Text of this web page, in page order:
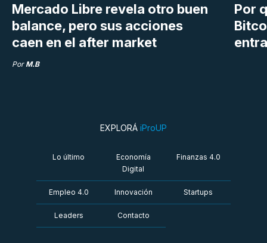
Mercado Libre revela otro buen
balance, pero sus acciones
caen en el after market
Por M.B
Por
EXPLORÁ iProUP
Lo último
Economía
Digital
Finanzas 4.0
Empleo 4.0 Innovación Startups
Leaders Contacto